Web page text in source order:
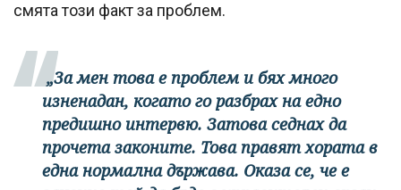
смята този факт за проблем.
„За мен това е проблем и бях много
изненадан, когато го разбрах на едно
предишно интервю. Затова седнах да
прочета законите. Това правят хората в
една нормална държава. Оказа се, че е